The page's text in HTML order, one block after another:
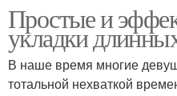
Простые и
укладки
В наше время многие
тотальной нехваткой